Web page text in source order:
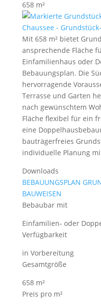
658 m²
Mit 658 m² bietet
ansprechende Fläche
Einfamilienhaus oder
Bebauungsplan. Die
hervorragende
Terrasse und Garten
nach gewünschtem
Fläche flexibel für ein
eine
bauträgerfreies
individuelle Planung
Downloads
BEBAUUNGSPLAN
BAUWEISEN
Bebaubar mit
Einfamilien- oder
Verfügbarkeit
in Vorbereitung
Gesamtgröße
658 m²
Preis pro m²